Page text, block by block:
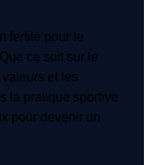
fertile pour le
ce soit sur le
et les
la pratique sportive
pour devenir un